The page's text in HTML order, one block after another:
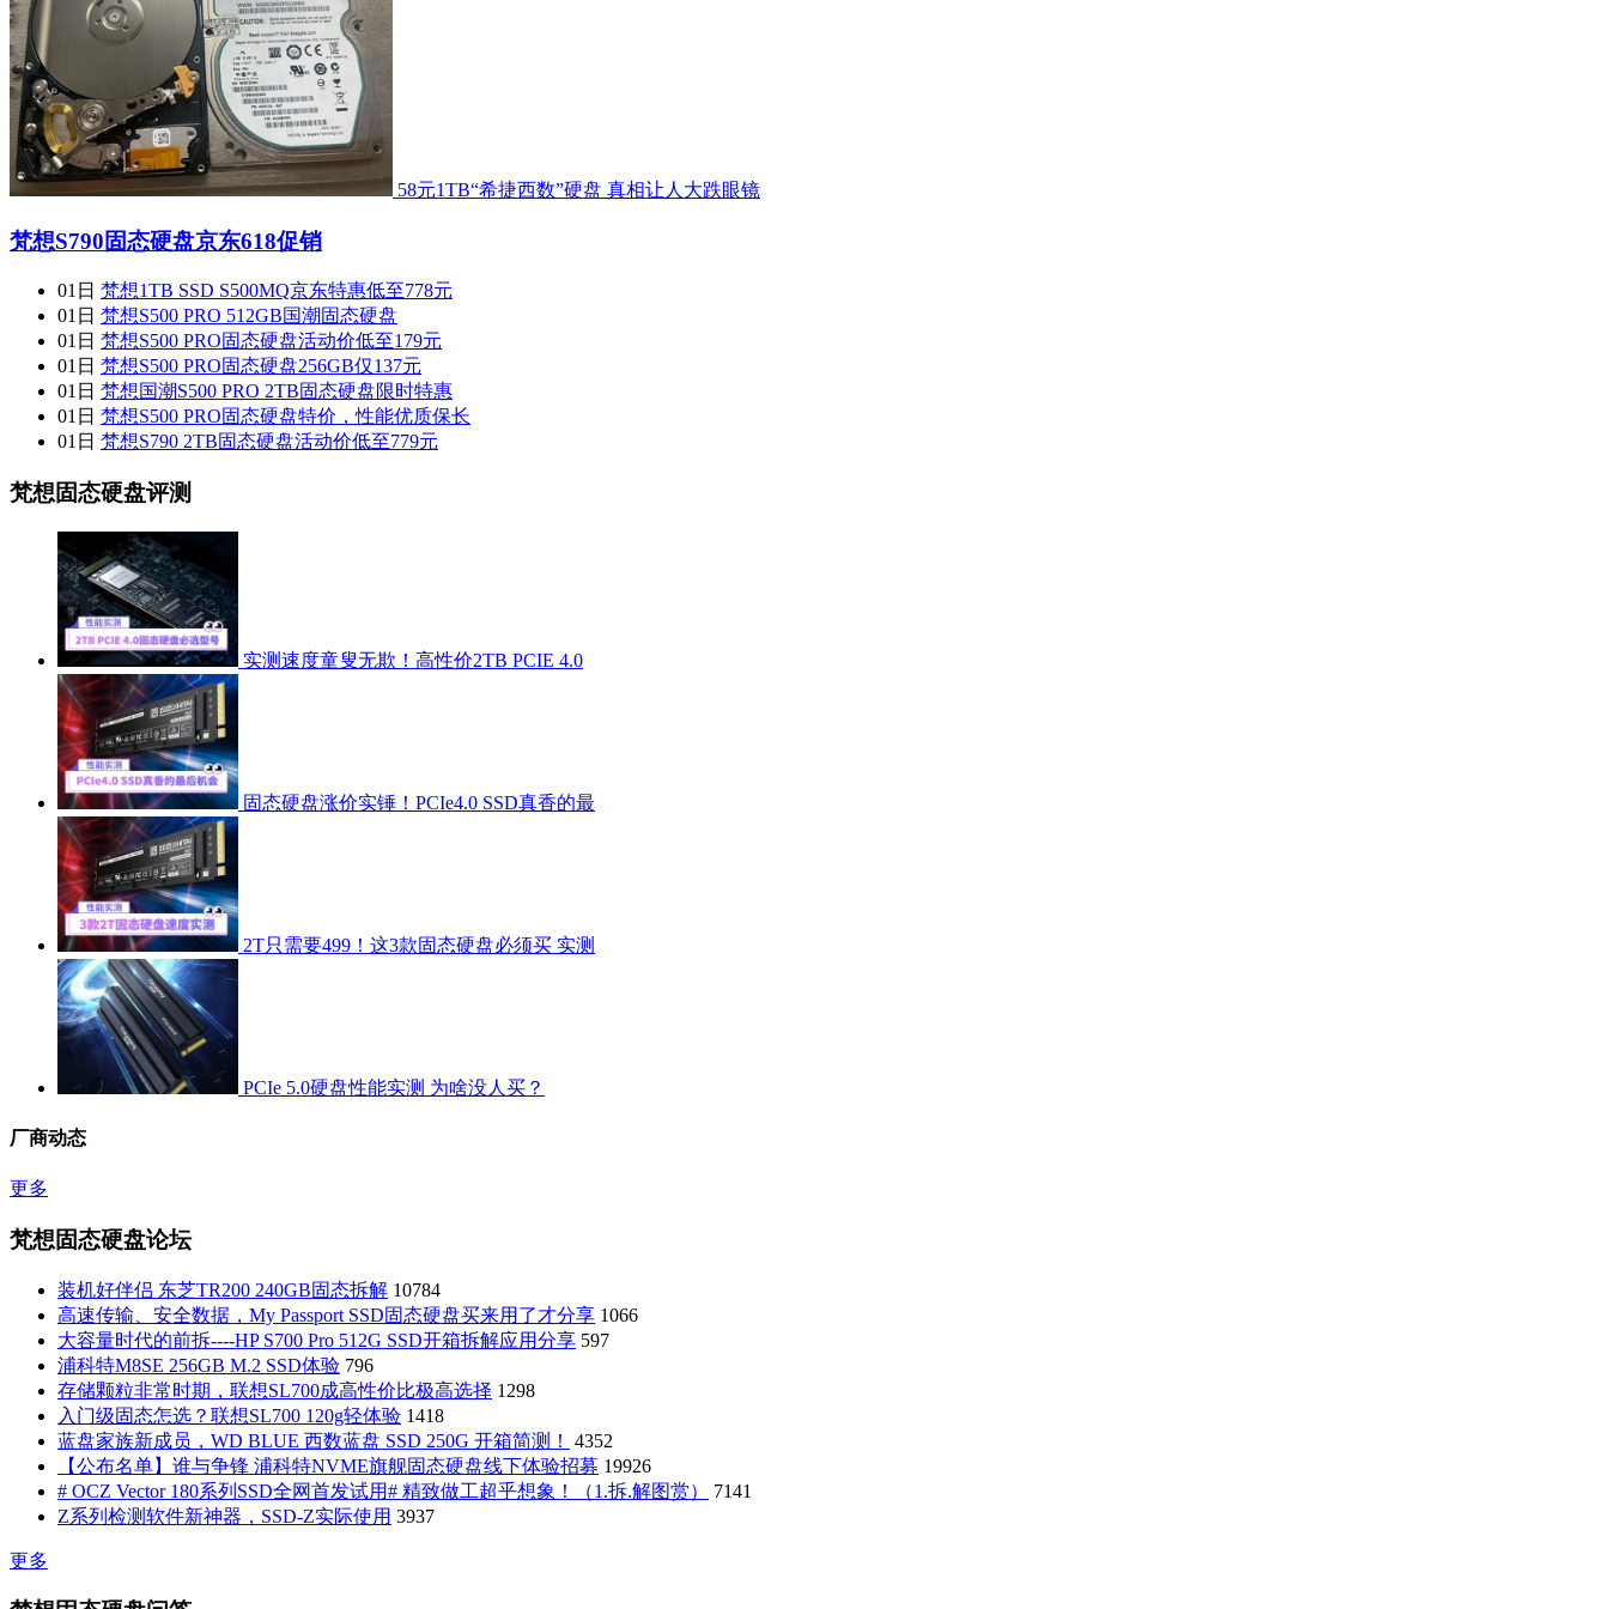
58元1TB“希捷西数”硬盘 真相让人大跌眼镜
梵想S790固态硬盘京东618促销
01日 梵想1TB SSD S500MQ京东特惠低至778元
01日 梵想S500 PRO 512GB国潮固态硬盘
01日 梵想S500 PRO固态硬盘活动价低至179元
01日 梵想S500 PRO固态硬盘256GB仅137元
01日 梵想国潮S500 PRO 2TB固态硬盘限时特惠
01日 梵想S500 PRO固态硬盘特价，性能优质保长
01日 梵想S790 2TB固态硬盘活动价低至779元
梵想固态硬盘评测
实测速度童叟无欺！高性价2TB PCIE 4.0
固态硬盘涨价实锤！PCIe4.0 SSD真香的最
2T只需要499！这3款固态硬盘必须买 实测
PCIe 5.0硬盘性能实测 为啥没人买？
厂商动态
更多
梵想固态硬盘论坛
装机好伴侣 东芝TR200 240GB固态拆解 10784
高速传输、安全数据，My Passport SSD固态硬盘买来用了才分享 1066
大容量时代的前拆----HP S700 Pro 512G SSD开箱拆解应用分享 597
浦科特M8SE 256GB M.2 SSD体验 796
存储颗粒非常时期，联想SL700成高性价比极高选择 1298
入门级固态怎选？联想SL700 120g轻体验 1418
蓝盘家族新成员，WD BLUE 西数蓝盘 SSD 250G 开箱简测！
4352
【公布名单】谁与争锋 浦科特NVME旗舰固态硬盘线下体验招募 19926
# OCZ Vector 180系列SSD全网首发试用# 精致做工超乎想象！（1.拆.解图赏）
7141
Z系列检测软件新神器，SSD-Z实际使用 3937
更多